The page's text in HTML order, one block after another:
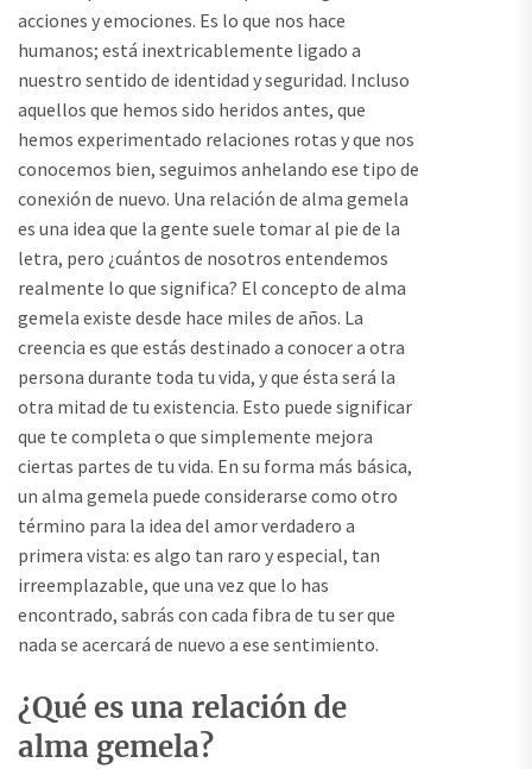
acciones y emociones. Es lo que nos hace
humanos; está inextricablemente ligado a
nuestro sentido de identidad y seguridad. Incluso
aquellos que hemos sido heridos antes, que
hemos experimentado relaciones rotas y que nos
conocemos bien, seguimos anhelando ese tipo de
conexión de nuevo. Una relación de alma gemela
es una idea que la gente suele tomar al pie de la
letra, pero ¿cuántos de nosotros entendemos
realmente lo que significa? El concepto de alma
gemela existe desde hace miles de años. La
creencia es que estás destinado a conocer a otra
persona durante toda tu vida, y que ésta será la
otra mitad de tu existencia. Esto puede significar
que te completa o que simplemente mejora
ciertas partes de tu vida. En su forma más básica,
un alma gemela puede considerarse como otro
término para la idea del amor verdadero a
primera vista: es algo tan raro y especial, tan
irreemplazable, que una vez que lo has
encontrado, sabrás con cada fibra de tu ser que
nada se acercará de nuevo a ese sentimiento.
¿Qué es una relación de
alma gemela?